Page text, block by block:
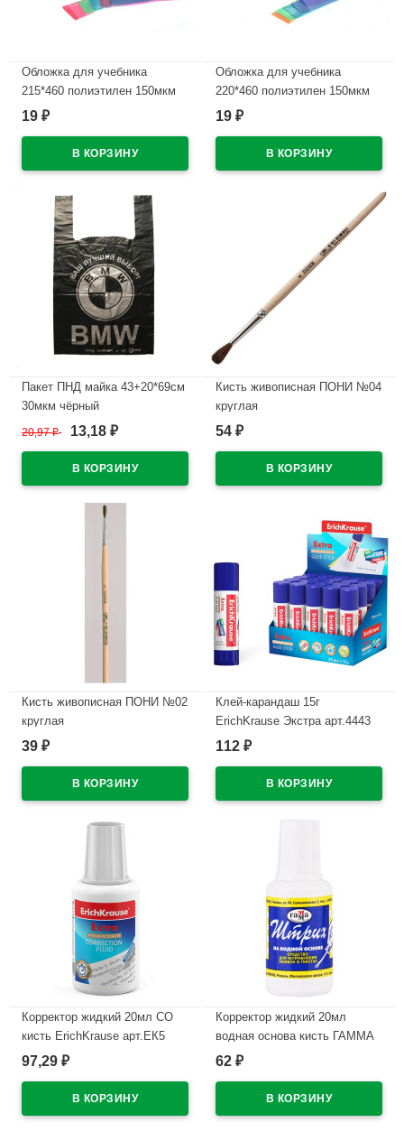
Обложка для учебника
215*460 полиэтилен 150мкм
универсальные М арт У 215
19 ₽
Обложка для учебника
220*460 полиэтилен 150мкм
универсальнаяМ арт У 22
19 ₽
Пакет ПНД майка 43+20*69см
30мкм чёрный
WWW/World(Ст.50/500)
20,97₽ 13,18 ₽
Кисть живописная ПОНИ №04
круглая
В наличии
54 ₽
Кисть живописная ПОНИ №02
круглая
В наличии
39 ₽
Клей-карандаш 15г
ErichKrause Экстра арт.4443
(Ст.20/480)
112 ₽
Корректор жидкий 20мл СО
кисть ErichKrause арт.ЕК5
(Ст.10/240)
97,29 ₽
Корректор жидкий 20мл
водная основа кисть ГАММА
арт.341002/04
62 ₽